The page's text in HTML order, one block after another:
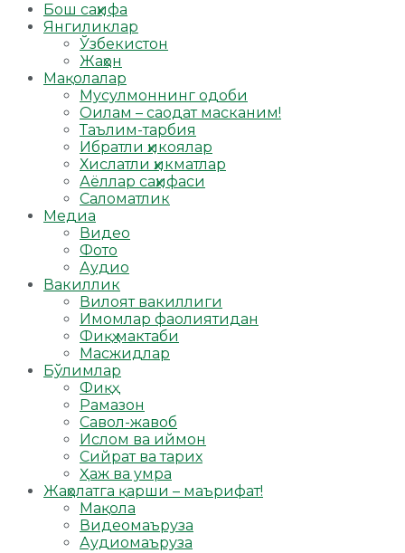
Бош саҳифа
Янгиликлар
Ўзбекистон
Жаҳон
Мақолалар
Мусулмоннинг одоби
Оилам – саодат масканим!
Таълим-тарбия
Ибратли ҳикоялар
Хислатли ҳикматлар
Аёллар саҳифаси
Саломатлик
Медиа
Видео
Фото
Аудио
Вакиллик
Вилоят вакиллиги
Имомлар фаолиятидан
Фиқҳ мактаби
Масжидлар
Бўлимлар
Фиқҳ
Рамазон
Савол-жавоб
Ислом ва иймон
Сийрат ва тарих
Ҳаж ва умра
Жаҳолатга қарши – маърифат!
Мақола
Видеомаъруза
Аудиомаъруза